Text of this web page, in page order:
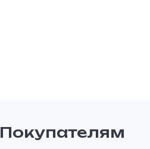
Покупателям